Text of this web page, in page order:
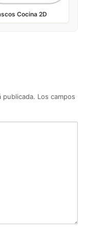
Cocina 2D
Los campos